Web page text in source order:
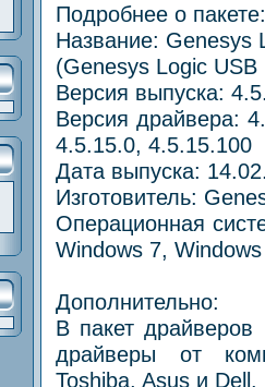
Подробнее о пакете:
Название: Genesys
(Genesys Logic
Версия выпуска:
Версия драйвера:
4.5.15.0, 4.5.15.100
Дата выпуска:
Изготовитель:
Операционная
Windows 7,
Дополнительно:
В пакет
драйверы от
Toshiba, Asus и Dell.